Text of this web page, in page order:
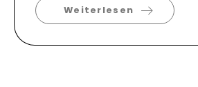
Weiterlesen